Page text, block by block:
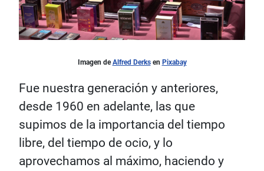
Imagen deAlfred Derksen Pixabay
Fue nuestra generación y anteriores,
desde 1960 en adelante, las que
supimos de la importancia del tiempo
libre, del tiempo de ocio, y lo
aprovechamos al máximo, haciendo y